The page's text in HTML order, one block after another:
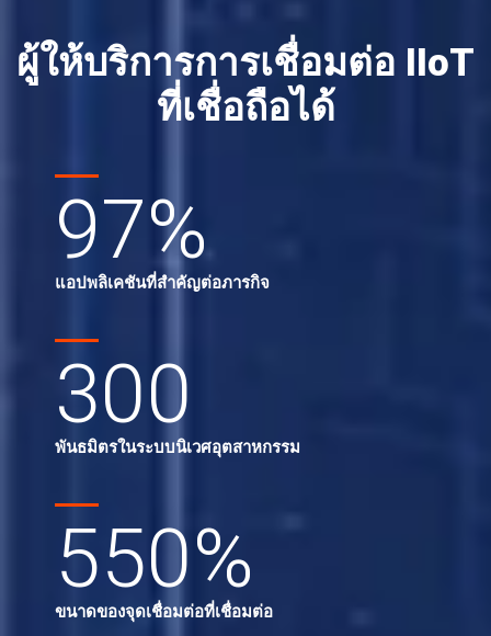
ผู้ให้บริการการเชื่อมต่อ IIoT
ที่เชื่อถือได้
97%
แอปพลิเคชันที่สำคัญต่อภารกิจ
300
พันธมิตรในระบบนิเวศอุตสาหกรรม
550%
ขนาดของจุดเชื่อมต่อที่เชื่อมต่อ